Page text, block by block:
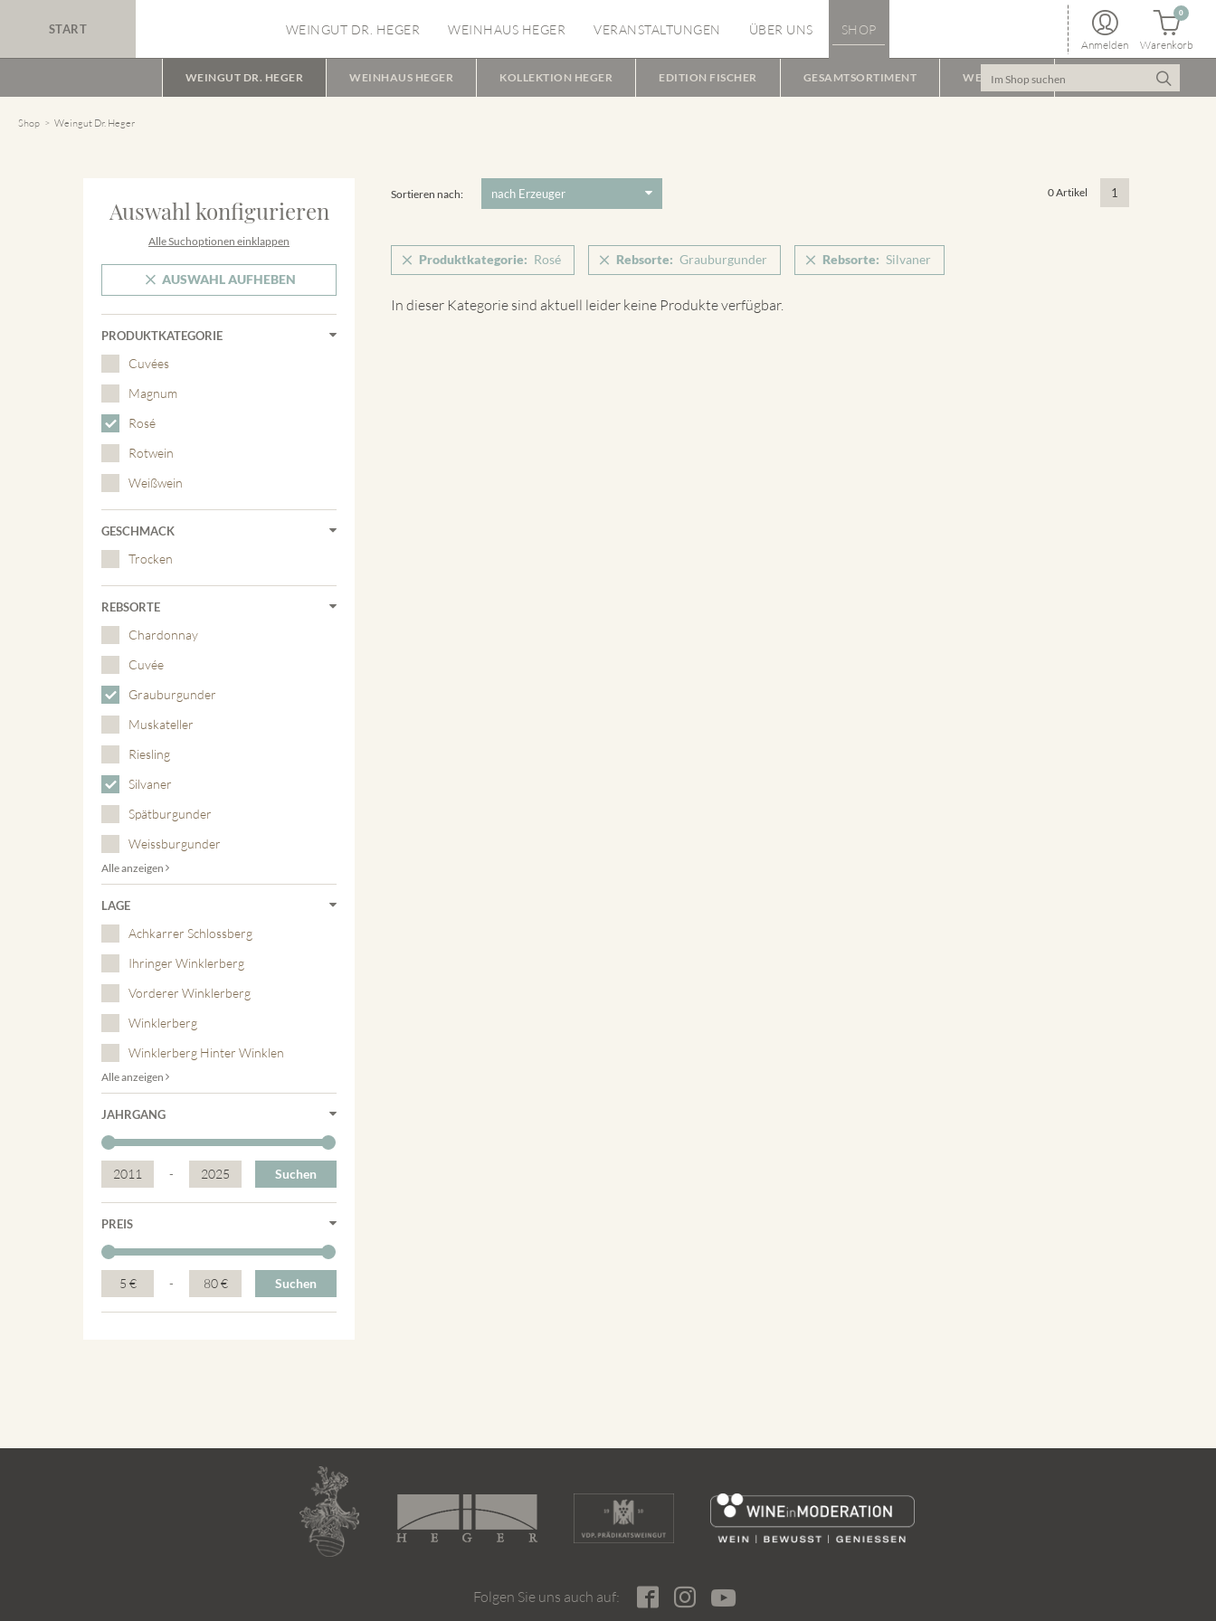
START WEINGUT DR. HEGER WEINHAUS HEGER VERANSTALTUNGEN ÜBER UNS SHOP
Anmelden Warenkorb
0
WEINGUT DR. HEGER WEINHAUS HEGER KOLLEKTION HEGER EDITION FISCHER GESAMTSORTIMENT WEINPAKET
Shop Weingut Dr. Heger
Auswahl konfigurieren
Alle Suchoptionen einklappen
AUSWAHL AUFHEBEN
PRODUKTKATEGORIE
Cuvées
Magnum
Rosé
Rotwein
Weißwein
GESCHMACK
Trocken
REBSORTE
Chardonnay
Cuvée
Grauburgunder
Muskateller
Riesling
Silvaner
Spätburgunder
Weissburgunder
Alle anzeigen
LAGE
Achkarrer Schlossberg
Ihringer Winklerberg
Vorderer Winklerberg
Winklerberg
Winklerberg Hinter Winklen
Alle anzeigen
JAHRGANG
2011 - 2025 Suchen
PREIS
5 € - 80 € Suchen
Sortieren nach: 0 Artikel 1
Produktkategorie: Rosé Rebsorte: Grauburgunder Rebsorte: Silvaner
In dieser Kategorie sind aktuell leider keine Produkte verfügbar.
Folgen Sie uns auch auf: